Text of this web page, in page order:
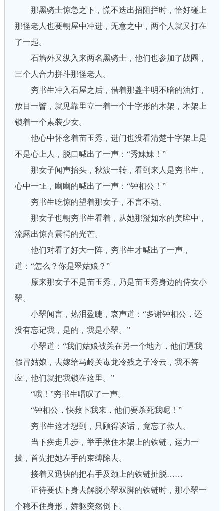
那黑骑士惊急之下，慌不迭出招阻拦时，恰好碰上
那怪老人也要朝屋中冲进，无意之中，两个人就又打在
了一起。
石墙外又纵入来两名黑骑士，他们也参加了战圈，
三个人合力拼斗那怪老人。
穷书生冲入石屋之后，借着那盏半明不暗的油灯，
放目一瞥，就见靠里立一着一个十字形的木架，木架上
锁着一个素装少女。
他心中怀念着苗玉秀，进门也没看清楚十字架上是
不是心上人，脱口喊出了一声：“秀妹妹！”
那女子闻声抬头，秋波一转，看到来人是穷书生，
心中一怔，幽幽的喊出了一声：“钟相公！”
穷书生吃惊的望着那女子，不言不动。
那女子也朝穷书生看着，从她那澄如水的美眸中，
流露出惊喜震愕的光芒。
他们对看了好大一阵，穷书生才喊出了一声，
道：“怎么？你是翠姑娘？”
原来那女子不是苗玉秀，乃是苗玉秀身边的侍女小
翠。
小翠闻言，热泪盈睫，哀声道：“多谢钟相公，还
没有忘记我，是的，我是小翠。”
小翠道：“我们姑娘被关在另一个地方，他们逼我
假冒姑娘，去嫁给马岭关毒龙冷残之子冷云，我不答
应，他们就把我锁在这里。”
“哦！”穷书生喟叹了一声。
“钟相公，快救下我来，他们要杀死我呢！”
穷书生这才想到，只顾得谈话，竟忘了救人。
当下疾走几步，举手揪住木架上的铁链，运力一
拔，首先把她左手的束缚除去。
接着又迅快的把右手及颈上的铁链扯脱……
正待要伏下身去解脱小翠双脚的铁链时，那小翠一
个稳不住身形，娇躯突然倒下。